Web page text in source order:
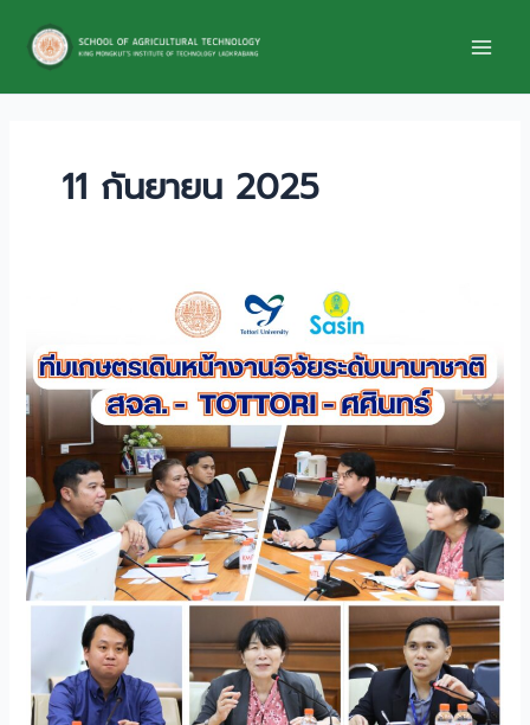
content
11 กันยายน 2025
เดิน
หน้า
งาน
วิจัย
ระดับ
นานาชาติ
3
องค์กร
สจล&Tottori&ศศิ
นทร์